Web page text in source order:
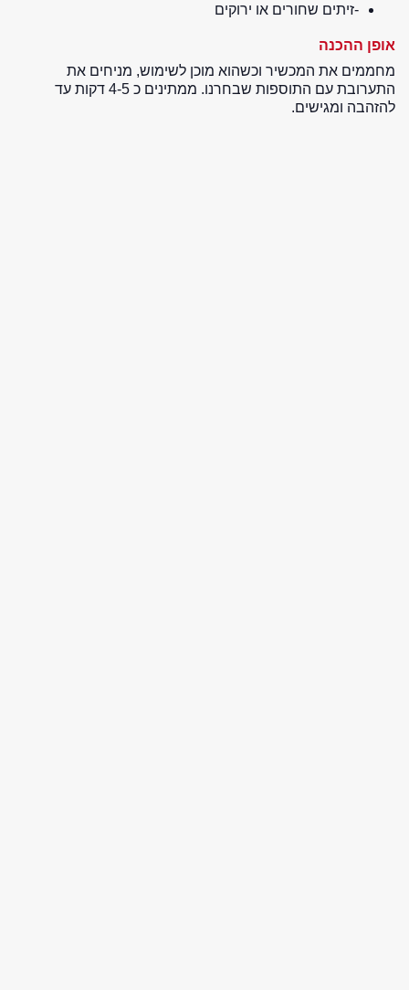
-זיתים שחורים או ירוקים
אופן ההכנה
מחממים את המכשיר וכשהוא מוכן לשימוש, מניחים את
התערובת עם התוספות שבחרנו. ממתינים כ 4-5 דקות עד
להזהבה ומגישים.